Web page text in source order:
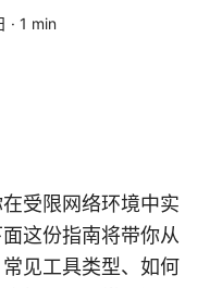
· 1 min
受限网络环境中实
这份指南将带你从
见工具类型、如何